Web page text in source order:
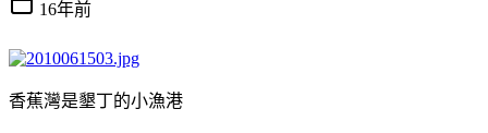
16年前
香蕉灣是墾丁的小漁港